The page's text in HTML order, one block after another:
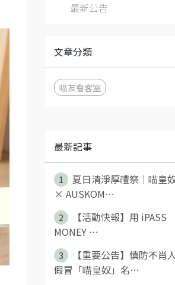
最新公告
文章分類
喵友會客室
最新記事
1
夏日清淨厚禮祭｜喵皇
× AUSKOM⋯
2
【活動快報】用 iPASS
MONEY ⋯
3
【重要公告】慎防不肖
假冒「喵皇奴」名⋯